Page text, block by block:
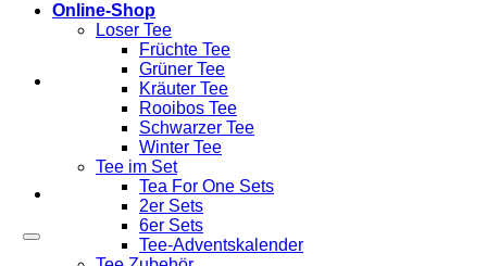
Online-Shop
Loser Tee
Früchte Tee
Grüner Tee
Kräuter Tee
Rooibos Tee
Schwarzer Tee
Winter Tee
Tee im Set
Tea For One Sets
2er Sets
6er Sets
Tee-Adventskalender